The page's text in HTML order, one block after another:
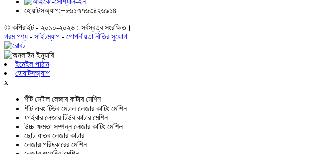
হোয়াটসঅ্যাপ:+৮৬১৭৭৬৩৪২৬৯১৪
© কপিরাইট - ২০১০-২০২৬ : সর্বস্বত্ব সংরক্ষিত।
গরম পণ্য - সাইটম্যাপ - গোপনীয়তা নীতির সুযোগ
ইমেইল পাঠান
হোয়াটসঅ্যাপ
x
শীট মেটাল লেজার কাটার মেশিন
শীট এবং টিউব মেটাল লেজার কাটিং মেশিন
ফাইবার লেজার টিউব কাটার মেশিন
উচ্চ ক্ষমতা সম্পন্ন লেজার কাটিং মেশিন
ছোট ধাতব লেজার কাটার
লেজার পরিষ্কারের মেশিন